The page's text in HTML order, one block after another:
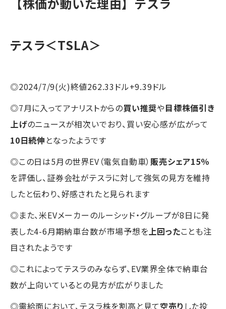
テスラ＜TSLA＞
◎2024/7/9(火)終値262.33ドル+9.39ドル
◎7月に入ってアナリストからの買い推奨や目標株価引き
上げのニュースが相次いでおり、買い安心感が広がって
10日続伸 となったようです
◎この日は5月の世界EV（電気自動車） 販売シェア15％
を評価し、証券会社がテスラに対して強気の見方を維持
したと伝わり、好感されたと見られます
◎また、米EVメーカーのルーシッド・グループが8日に発
表した4-6月期納車台数が市場予想を 上回ったことも注
目されたようです
◎これによってテスラのみならず、EV業界全体で納車台
数が上向いているとの見方が広がりました
◎需給面において、テスラ株を割高と見て空売り した投